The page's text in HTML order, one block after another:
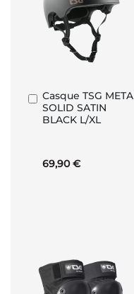
Casque TSG META
SOLID SATIN
BLACK L/XL
69,90 €
Ajouter
au
panier